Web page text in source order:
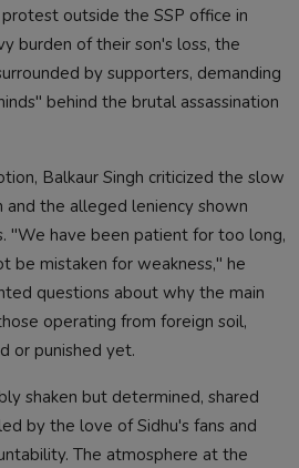
outside the SSP office in
burden of their son's loss, the
by supporters, demanding
behind the brutal assassination
Balkaur Singh criticized the slow
the alleged leniency shown
"We have been patient for too long,
be mistaken for weakness," he
questions about why the main
operating from foreign soil,
or punished yet.
shaken but determined, shared
by the love of Sidhu's fans and
The atmosphere at the